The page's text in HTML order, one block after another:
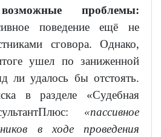
проблемы:
поведение ещё не
сговора. Однако,
ушел по заниженной
ли удалось бы отстоять.
в разделе «Судебная
«пассивное
в ходе проведения